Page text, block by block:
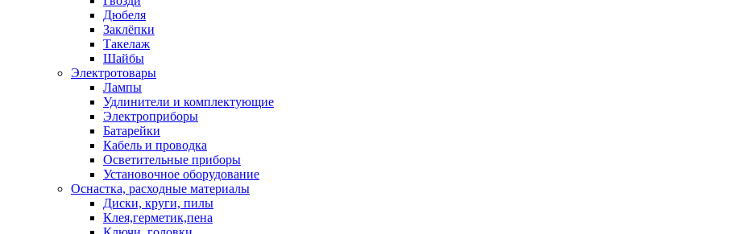
Дюбеля
Заклёпки
Такелаж
Шайбы
Электротовары
Лампы
Удлинители и комплектующие
Электроприборы
Батарейки
Кабель и проводка
Осветительные приборы
Установочное оборудование
Оснастка, расходные материалы
Диски, круги, пилы
Клея,герметик,пена